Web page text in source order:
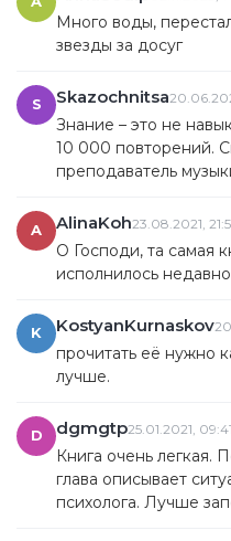
Много воды,
звезды за досуг
S Skazochnitsa
Знание – это не
10 000 повторений.
преподаватель
A AlinaKoh23.08.2021,
О Господи, та самая
исполнилось недавно
K KostyanKurnaskov
прочитать её нужно
лучше.
D dgmgtp25.01.2021, 09:41
Книга очень легкая.
глава описывает
психолога. Лучше